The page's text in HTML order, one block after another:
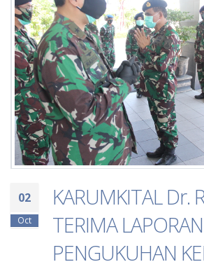
02
Oct
KARUMKITAL Dr.
TERIMA
PENGUKUHAN